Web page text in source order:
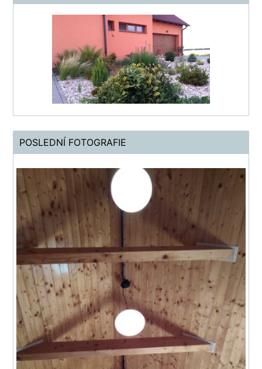
POSLEDNÍ FOTOGRAFIE